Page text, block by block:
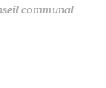
communal